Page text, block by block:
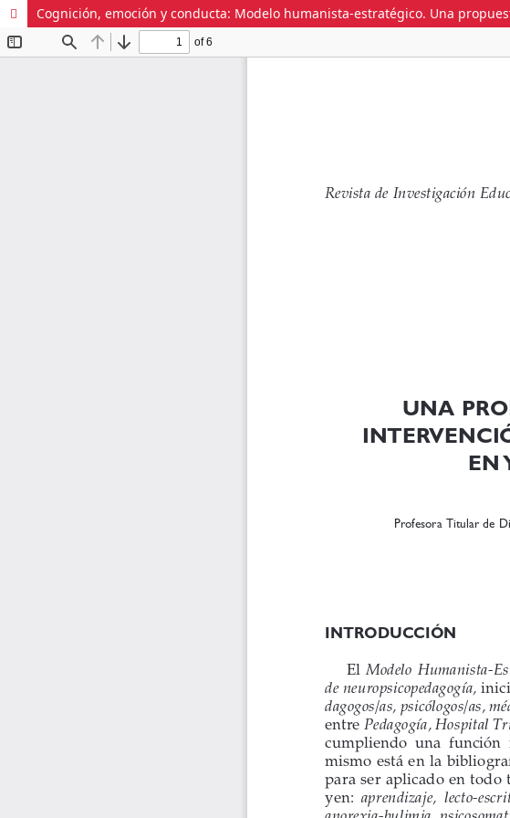
Cognición, emoción y conducta: Modelo humanista-estratégico. Una